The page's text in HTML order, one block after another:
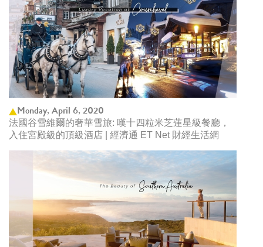
Monday, April 6, 2020
法國谷雪維爾的奢華雪旅: 嘆十四粒米芝蓮星級餐廳，
入住宮殿級的頂級酒店 | 經濟通 ET Net 財經生活網